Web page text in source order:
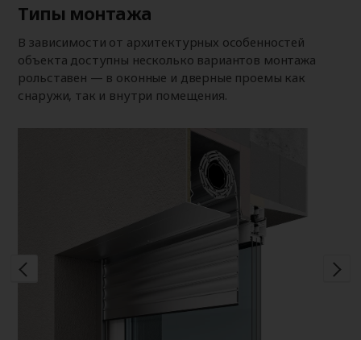
Типы монтажа
В зависимости от архитектурных особенностей
объекта доступны несколько вариантов монтажа
рольставен — в оконные и дверные проемы как
снаружи, так и внутри помещения.